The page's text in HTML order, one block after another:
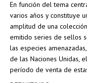
En función del tema
varios años y constituye
amplitud de una
emitido series de sellos
las especies
de las Naciones Unidas,
período de venta de